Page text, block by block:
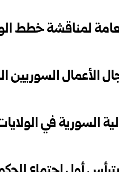
لمناقشة خطط
الأعمال
السورية في